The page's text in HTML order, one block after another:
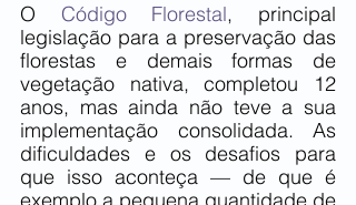
O Código Florestal, principal
legislação para a preservação das
florestas e demais formas de
vegetação nativa, completou 12
anos, mas ainda não teve a sua
implementação consolidada. As
dificuldades e os desafios para
que isso aconteça — de que é